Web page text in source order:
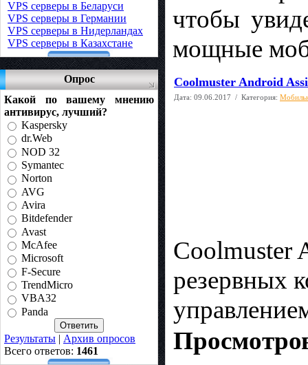
VPS серверы в Беларуси
VPS серверы в Германии
VPS серверы в Нидерландах
VPS серверы в Казахстане
Опрос
Какой по вашему мнению
антивирус, лучший?
Kaspersky
dr.Web
NOD 32
Symantec
Norton
AVG
Avira
Bitdefender
Avast
McAfee
Microsoft
F-Secure
TrendMicro
VBA32
Panda
Результаты | Архив опросов
Всего ответов: 1461
чтобы
мощные
Coolmuster Android
Дата: 09.06.2017 / Категория:
Coolmuster
резервных